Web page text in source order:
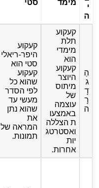
י
ה
מימד
סטי
הַ
ג
דָ
רָ
ה
קעקוע
תלת
מימדי
הוא
קעקוע
היוצר
מיתוס
של
עוצמה
באמצעו
ת הצללה
ואסטרטג
יות
אחרות.
קעקוע
היפר-ריאלי
סטי הוא
קעקוע
שהוא כל
לפי הסדר
מעשי עד
שהוא נתן
את
המראה של
תמונות.